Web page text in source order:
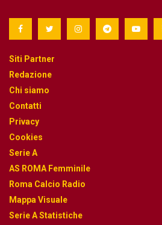
Siti Partner
Redazione
Chi siamo
Contatti
Privacy
Cookies
Serie A
AS ROMA Femminile
Roma Calcio Radio
Mappa Visuale
Serie A Statistiche